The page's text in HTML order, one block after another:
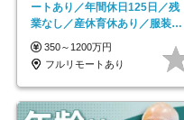
ートあり／年間休日125日／残
業なし／産休育休あり／服装・
髪型自由／毎年昇給
350～1200万円
フルリモートあり